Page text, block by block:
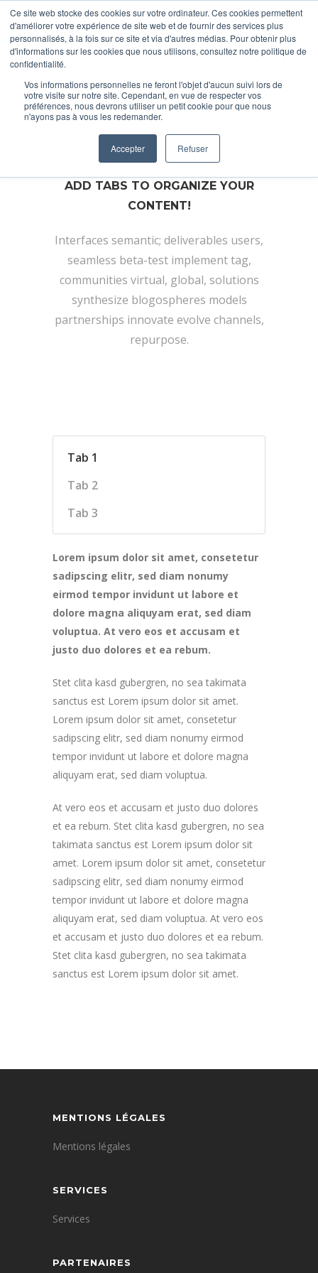
Ce site web stocke des cookies sur votre ordinateur. Ces cookies permettent
d'améliorer votre expérience de site web et de fournir des services plus
personnalisés, à la fois sur ce site et via d'autres médias. Pour obtenir plus
d'informations sur les cookies que nous utilisons, consultez notre politique de
confidentialité.
Vos informations personnelles ne feront l'objet d'aucun suivi lors de
votre visite sur notre site. Cependant, en vue de respecter vos
préférences, nous devrons utiliser un petit cookie pour que nous
n'ayons pas à vous les redemander.
Accepter Refuser
Tabs
ADD TABS TO ORGANIZE YOUR
CONTENT!
Interfaces semantic; deliverables users,
seamless beta-test implement tag,
communities virtual, global, solutions
synthesize blogospheres models
partnerships innovate evolve channels,
repurpose.
Tab 1
Tab 2
Tab 3
Lorem ipsum dolor sit amet, consetetur
sadipscing elitr, sed diam nonumy
eirmod tempor invidunt ut labore et
dolore magna aliquyam erat, sed diam
voluptua. At vero eos et accusam et
justo duo dolores et ea rebum.
Stet clita kasd gubergren, no sea takimata
sanctus est Lorem ipsum dolor sit amet.
Lorem ipsum dolor sit amet, consetetur
sadipscing elitr, sed diam nonumy eirmod
tempor invidunt ut labore et dolore magna
aliquyam erat, sed diam voluptua.
At vero eos et accusam et justo duo dolores
et ea rebum. Stet clita kasd gubergren, no sea
takimata sanctus est Lorem ipsum dolor sit
amet. Lorem ipsum dolor sit amet, consetetur
sadipscing elitr, sed diam nonumy eirmod
tempor invidunt ut labore et dolore magna
aliquyam erat, sed diam voluptua. At vero eos
et accusam et justo duo dolores et ea rebum.
Stet clita kasd gubergren, no sea takimata
sanctus est Lorem ipsum dolor sit amet.
MENTIONS LÉGALES
Mentions légales
SERVICES
Services
PARTENAIRES